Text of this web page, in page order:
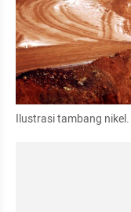
Ilustrasi tambang